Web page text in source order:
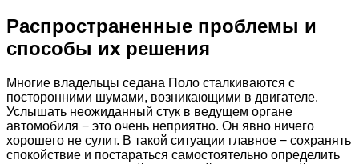
Распространенные проблемы и
способы их решения
Многие владельцы седана Поло сталкиваются с
посторонними шумами, возникающими в двигателе.
Услышать неожиданный стук в ведущем органе
автомобиля − это очень неприятно. Он явно ничего
хорошего не сулит. В такой ситуации главное − сохранять
спокойствие и постараться самостоятельно определить